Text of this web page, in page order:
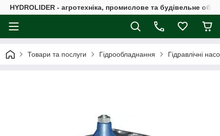
HYDROLIDER - агротехніка, промислове та будівельне
Товари та послуги Гідрообладнання Гідравлічні